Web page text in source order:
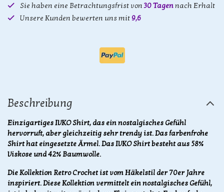
Sie haben eine Betrachtungsfrist von30 Tagennach Erhalt
Unsere Kunden bewerten uns mit 9,6
Beschreibung
Einzigartiges IVKO Shirt, das ein nostalgisches Gefühl
hervorruft, aber gleichzeitig sehr trendy ist. Das farbenfrohe
Shirt hat eingesetzte Ärmel. Das IVKO Shirt besteht aus 58%
Viskose und 42% Baumwolle.
Die Kollektion Retro Crochet ist vom Häkelstil der 70er Jahre
inspiriert. Diese Kollektion vermittelt ein nostalgisches Gefühl,